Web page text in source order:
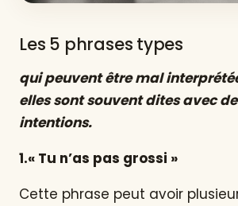
Les 5 phrases types
qui peuvent être mal
elles sont souvent dites avec
intentions.
1.« Tu n’as pas grossi »
Cette phrase peut avoir